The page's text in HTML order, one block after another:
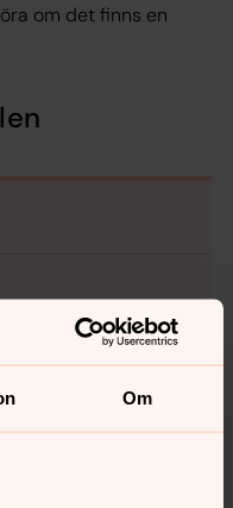
Om
om det finns en